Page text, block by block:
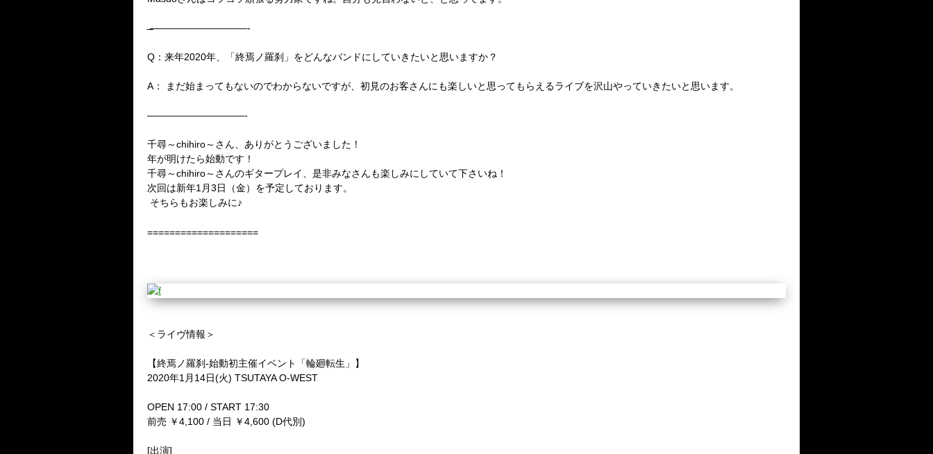
̶̶̶̶̶̶̶̶̶̶̶̶̶̶̶——————————-
Q：来年2020年、「終焉ノ羅刹」をどんなバンドにしていきたいと思いますか？
A： まだ始まってもないのでわからないですが、初見のお客さんにも楽しいと思ってもらえるライブを沢山やっていきたいと思います。
——————————-
千尋～chihiro～さん、ありがとうございました！
年が明けたら始動です！
千尋～chihiro～さんのギタープレイ、是非みなさんも楽しみにしていて下さいね！
次回は新年1月3日（金）を予定しております。
そちらもお楽しみに♪
====================
＜ライヴ情報＞
【終焉ノ羅刹-始動初主催イベント「輪廻転生」】
2020年1月14日(火) TSUTAYA O-WEST
OPEN 17:00 / START 17:30
前売 ￥4,100 / 当日 ￥4,600 (D代別)
[出演]